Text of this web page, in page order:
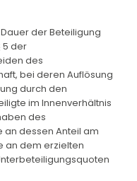
der Beteiligung
5 der
des
bei deren Auflösung
durch den
im Innenverhältnis
des
dessen Anteil am
an dem erzielten